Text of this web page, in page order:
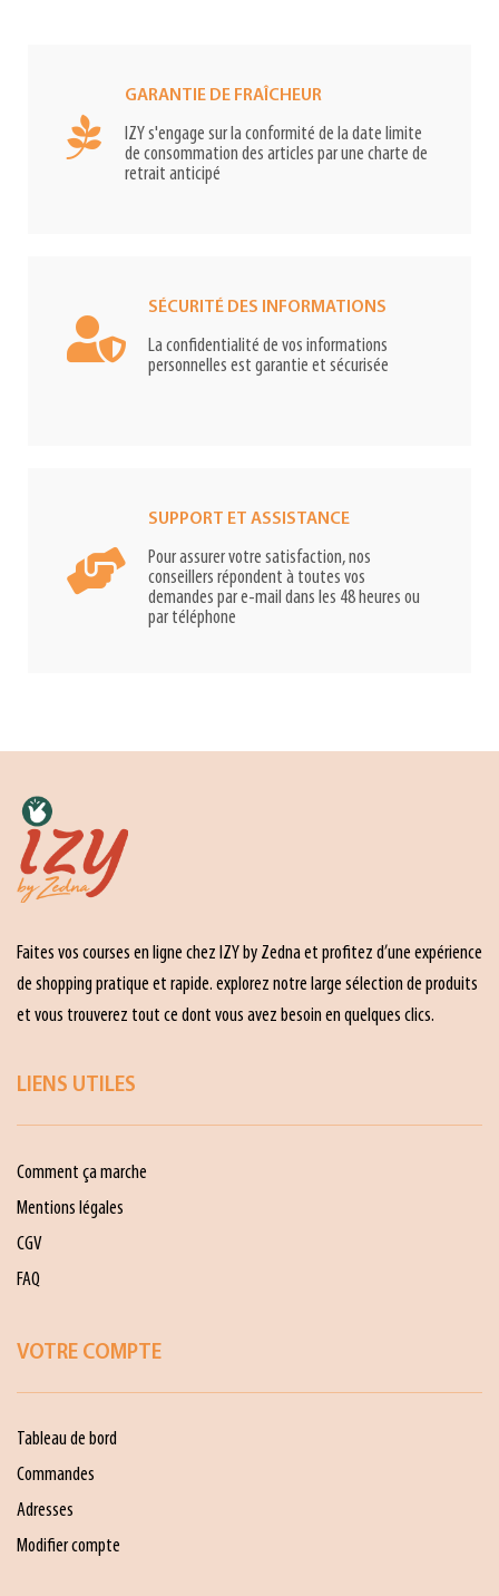
GARANTIE DE FRAÎCHEUR
IZY s'engage sur la conformité de la date limite
de consommation des articles par une charte de
retrait anticipé
SÉCURITÉ DES INFORMATIONS
La confidentialité de vos informations
personnelles est garantie et sécurisée
SUPPORT ET ASSISTANCE
Pour assurer votre satisfaction, nos
conseillers répondent à toutes vos
demandes par e-mail dans les 48 heures ou
par téléphone
Faites vos courses en ligne chez IZY by Zedna et profitez d’une expérience
de shopping pratique et rapide. explorez notre large sélection de produits
et vous trouverez tout ce dont vous avez besoin en quelques clics.
LIENS UTILES
Comment ça marche
Mentions légales
CGV
FAQ
VOTRE COMPTE
Tableau de bord
Commandes
Adresses
Modifier compte